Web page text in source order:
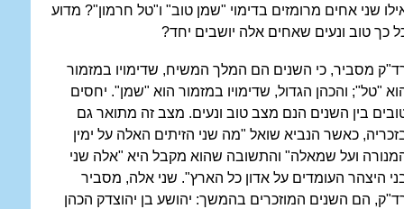
שני אחים מרומזים בדימוי "שמן טוב" ו"טל חרמון"? מדוע
כך טוב ונעים שאחים אלה יושבים יחד?
מסביר, כי השנים הם המלך המשיח, שדימויו במזמור
"טל"; והכהן הגדול, שדימויו במזמור הוא "שמן". יחסים
בין השנים הנם מצב טוב ונעים. מצב זה מתואר גם
כאשר הנביא שואל "מה שני הזיתים האלה על ימין
ועל שמאלה" והתשובה שהוא מקבל היא "אלה שני
היצהר העומדים על אדון כל הארץ". שני אלה, מסביר
הם השנים המוזכרים בהמשך: יהושע בן יהוצדק הכהן